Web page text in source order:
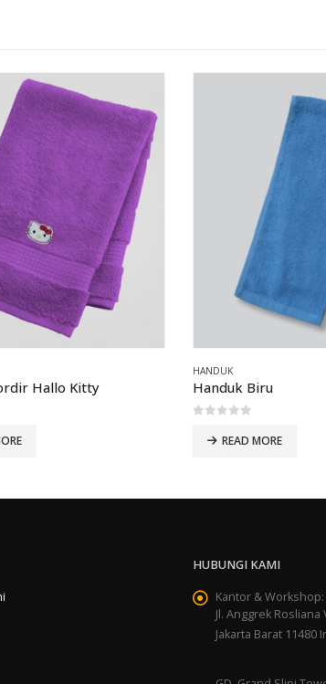
Hallo Kitty
HANDUK
Handuk Biru
READ MORE
HUBUNGI KAMI
Kantor & Workshop:
Jl. Anggrek Rosliana
Jakarta Barat 11480